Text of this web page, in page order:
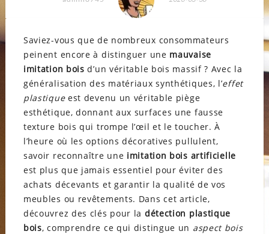
Saviez-vous que de nombreux consommateurs
peinent encore à distinguer une mauvaise
imitation bois d’un véritable bois massif ? Avec la
généralisation des matériaux synthétiques, l’effet
plastiqueest devenu un véritable piège
esthétique, donnant aux surfaces une fausse
texture bois qui trompe l’œil et le toucher. À
l’heure où les options décoratives pullulent,
savoir reconnaître une imitation bois artificielle
est plus que jamais essentiel pour éviter des
achats décevants et garantir la qualité de vos
meubles ou revêtements. Dans cet article,
découvrez des clés pour la détection plastique
bois, comprendre ce qui distingue un aspect bois